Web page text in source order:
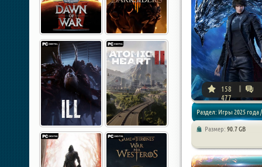
158
477
Раздел: Игры 2025 года /
Размер: 90.7 GB